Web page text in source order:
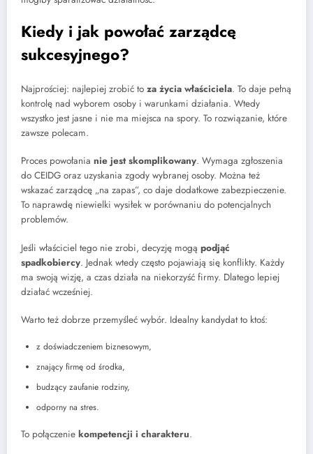
Kiedy i jak powołać zarządcę
sukcesyjnego?
Najprościej: najlepiej zrobić to za życia właściciela. To daje pełną
kontrolę nad wyborem osoby i warunkami działania. Wtedy
wszystko jest jasne i nie ma miejsca na spory. To rozwiązanie, które
zawsze polecam.
Proces powołania nie jest skomplikowany. Wymaga zgłoszenia
do CEIDG oraz uzyskania zgody wybranej osoby. Można też
wskazać zarządcę „na zapas”, co daje dodatkowe zabezpieczenie.
To naprawdę niewielki wysiłek w porównaniu do potencjalnych
problemów.
Jeśli właściciel tego nie zrobi, decyzję mogą podjąć
spadkobiercy. Jednak wtedy często pojawiają się konflikty. Każdy
ma swoją wizję, a czas działa na niekorzyść firmy. Dlatego lepiej
działać wcześniej.
Warto też dobrze przemyśleć wybór. Idealny kandydat to ktoś:
z doświadczeniem biznesowym,
znający firmę od środka,
budzący zaufanie rodziny,
odporny na stres.
To połączenie kompetencji i charakteru.